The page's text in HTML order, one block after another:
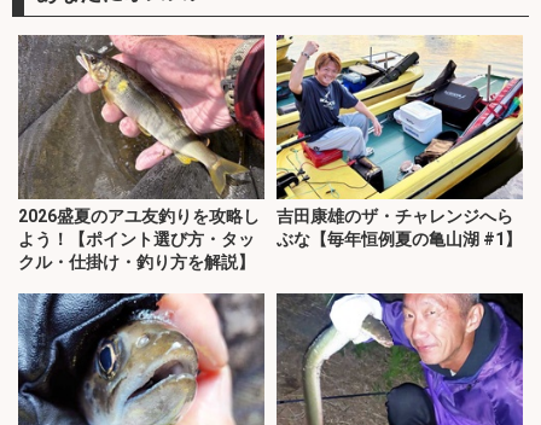
2026盛夏のアユ友釣りを攻略し
よう！【ポイント選び方・タッ
クル・仕掛け・釣り方を解説】
吉田康雄のザ・チャレンジへら
ぶな【毎年恒例夏の亀山湖 #1】